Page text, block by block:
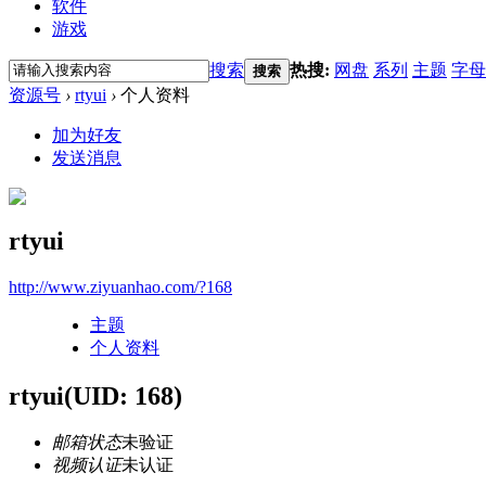
软件
游戏
搜索 搜索 热搜: 网盘 系列 主题 字
资源号 › rtyui › 个人资料
加为好友
发送消息
rtyui
http://www.ziyuanhao.com/?168
主题
个人资料
rtyui(UID: 168)
邮箱状态未验证
视频认证未认证